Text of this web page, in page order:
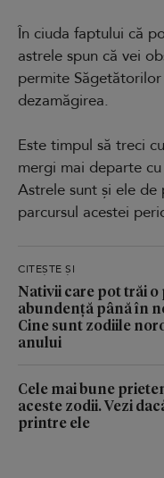
În ciuda faptului că
astrele spun că vei
permite
dezamăgirea.
Este timpul să treci
mergi mai departe
Astrele sunt și ele
parcursul acestei
CITEȘTE ȘI
Nativii care pot trăi o
abundență până în
Cine sunt zodiile
anului
Cele mai bune
aceste zodii. Vezi
printre ele